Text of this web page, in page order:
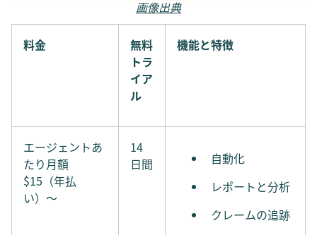
画像出典
料金
無料
トラ
イア
ル
機能と特徴
エージェントあ
たり月額
$15（年払
い）〜
14
日間
自動化
レポートと分析
クレームの追跡